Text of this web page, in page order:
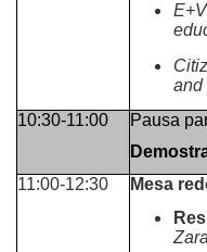
and
10:30-11:00
Pausa
11:00-12:30
Mesa